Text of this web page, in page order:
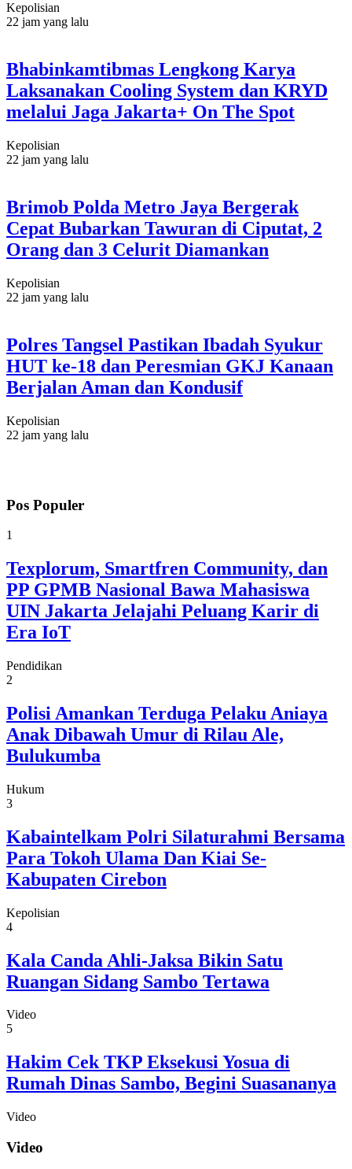
Kepolisian
22 jam yang lalu
Bhabinkamtibmas Lengkong Karya
Laksanakan Cooling System dan KRYD
melalui Jaga Jakarta+ On The Spot
Kepolisian
22 jam yang lalu
Brimob Polda Metro Jaya Bergerak
Cepat Bubarkan Tawuran di Ciputat, 2
Orang dan 3 Celurit Diamankan
Kepolisian
22 jam yang lalu
Polres Tangsel Pastikan Ibadah Syukur
HUT ke-18 dan Peresmian GKJ Kanaan
Berjalan Aman dan Kondusif
Kepolisian
22 jam yang lalu
Pos Populer
1
Texplorum, Smartfren Community, dan
PP GPMB Nasional Bawa Mahasiswa
UIN Jakarta Jelajahi Peluang Karir di
Era IoT
Pendidikan
2
Polisi Amankan Terduga Pelaku Aniaya
Anak Dibawah Umur di Rilau Ale,
Bulukumba
Hukum
3
Kabaintelkam Polri Silaturahmi Bersama
Para Tokoh Ulama Dan Kiai Se-
Kabupaten Cirebon
Kepolisian
4
Kala Canda Ahli-Jaksa Bikin Satu
Ruangan Sidang Sambo Tertawa
Video
5
Hakim Cek TKP Eksekusi Yosua di
Rumah Dinas Sambo, Begini Suasananya
Video
Video